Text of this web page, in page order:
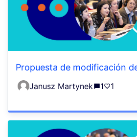
Propuesta de modificación
Janusz Martynek 1 1